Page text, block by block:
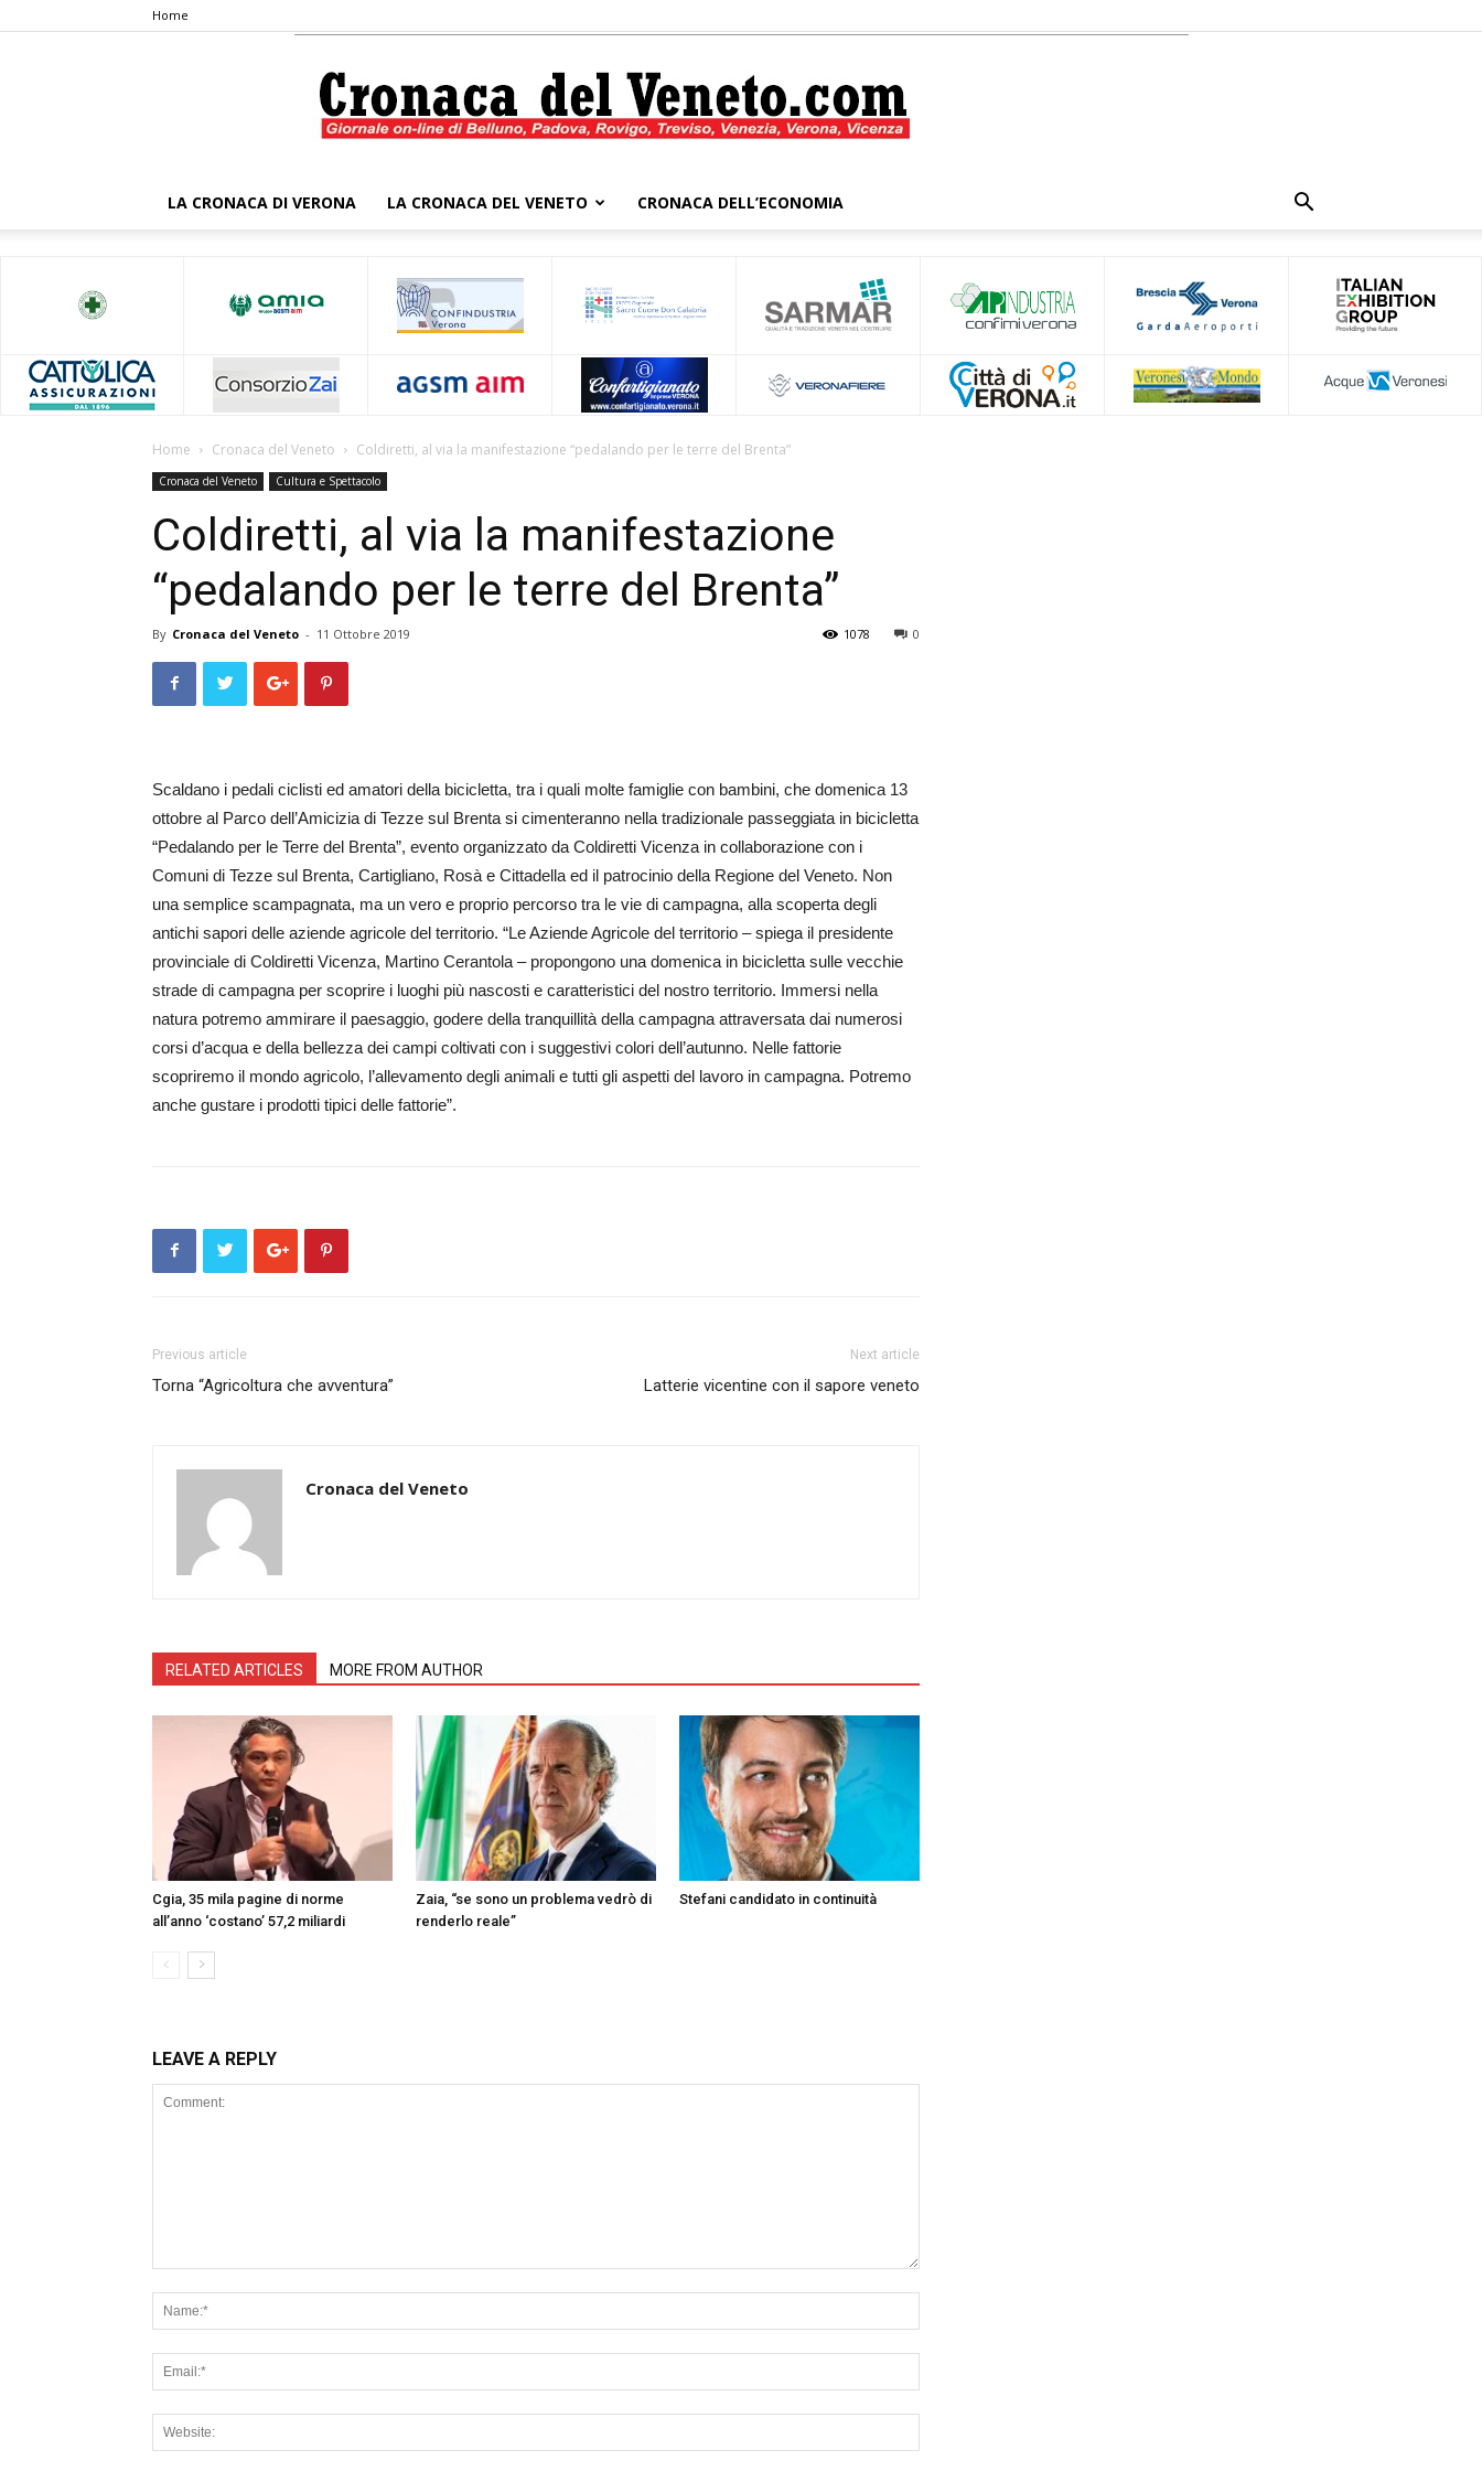
Home
Veneto
LA CRONACA DI VERONA LA CRONACA DEL VENETO CRONACA DELL’ECONOMIA
Home Cronaca del Veneto Coldiretti, al via la manifestazione “pedalando per le terre del Brenta”
Cronaca del Veneto Cultura e Spettacolo
Coldiretti, al via la manifestazione
“pedalando per le terre del Brenta”
By Cronaca del Veneto - 11 Ottobre 2019 0
1078
Scaldano i pedali ciclisti ed amatori della bicicletta, tra i quali molte famiglie con bambini, che domenica 13
ottobre al Parco dell’Amicizia di Tezze sul Brenta si cimenteranno nella tradizionale passeggiata in bicicletta
“Pedalando per le Terre del Brenta”, evento organizzato da Coldiretti Vicenza in collaborazione con i
Comuni di Tezze sul Brenta, Cartigliano, Rosà e Cittadella ed il patrocinio della Regione del Veneto. Non
una semplice scampagnata, ma un vero e proprio percorso tra le vie di campagna, alla scoperta degli
antichi sapori delle aziende agricole del territorio. “Le Aziende Agricole del territorio – spiega il presidente
provinciale di Coldiretti Vicenza, Martino Cerantola – propongono una domenica in bicicletta sulle vecchie
strade di campagna per scoprire i luoghi più nascosti e caratteristici del nostro territorio. Immersi nella
natura potremo ammirare il paesaggio, godere della tranquillità della campagna attraversata dai numerosi
corsi d’acqua e della bellezza dei campi coltivati con i suggestivi colori dell’autunno. Nelle fattorie
scopriremo il mondo agricolo, l’allevamento degli animali e tutti gli aspetti del lavoro in campagna. Potremo
anche gustare i prodotti tipici delle fattorie”.
Previous article
Torna “Agricoltura che avventura”
Next article
Latterie vicentine con il sapore veneto
Cronaca del Veneto
RELATED ARTICLES MORE FROM AUTHOR
Cgia, 35 mila pagine di norme
all’anno ‘costano’ 57,2 miliardi
Zaia, “se sono un problema vedrò di
renderlo reale”
Stefani candidato in continuità
LEAVE A REPLY